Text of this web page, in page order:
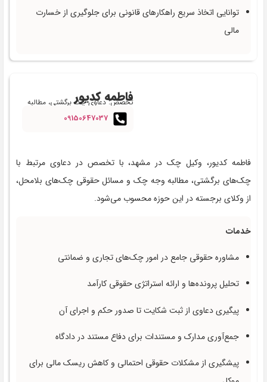
توانایی اتخاذ سریع راهکارهای قانونی برای جلوگیری از خسارت
مالی
فاطمه کدیور
تخصص: دعاوی چک برگشتی، مطالبه
وجه چک و چک بلامحل
09150647037
فاطمه کدیور، وکیل چک در مشهد، با تخصص در دعاوی مرتبط با
چک‌های برگشتی، مطالبه وجه چک و مسائل حقوقی چک‌های بلامحل،
از وکلای برجسته در این حوزه محسوب می‌شود.
خدمات
مشاوره حقوقی جامع در امور چک‌های تجاری و ضمانتی
تحلیل پرونده‌ها و ارائه استراتژی حقوقی کارآمد
پیگیری دعاوی از ثبت شکایت تا صدور حکم و اجرای آن
جمع‌آوری مدارک و مستندات برای دفاع مستند در دادگاه
پیشگیری از مشکلات حقوقی احتمالی و کاهش ریسک مالی برای